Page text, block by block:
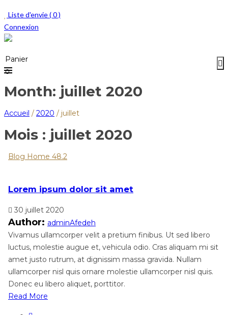
Liste d'envie (0)
Connexion
Panier
0
Month: juillet 2020
Accueil / 2020 / juillet
Mois : juillet 2020
Blog Home 48.2
Lorem ipsum dolor sit amet
30 juillet 2020
Author: adminAfedeh
Vivamus ullamcorper velit a pretium finibus. Ut sed libero
luctus, molestie augue et, vehicula odio. Cras aliquam mi sit
amet justo rutrum, at dignissim massa gravida. Nullam
ullamcorper nisl quis ornare molestie ullamcorper nisl quis.
Donec eu libero aliquet, porttitor.
Read More